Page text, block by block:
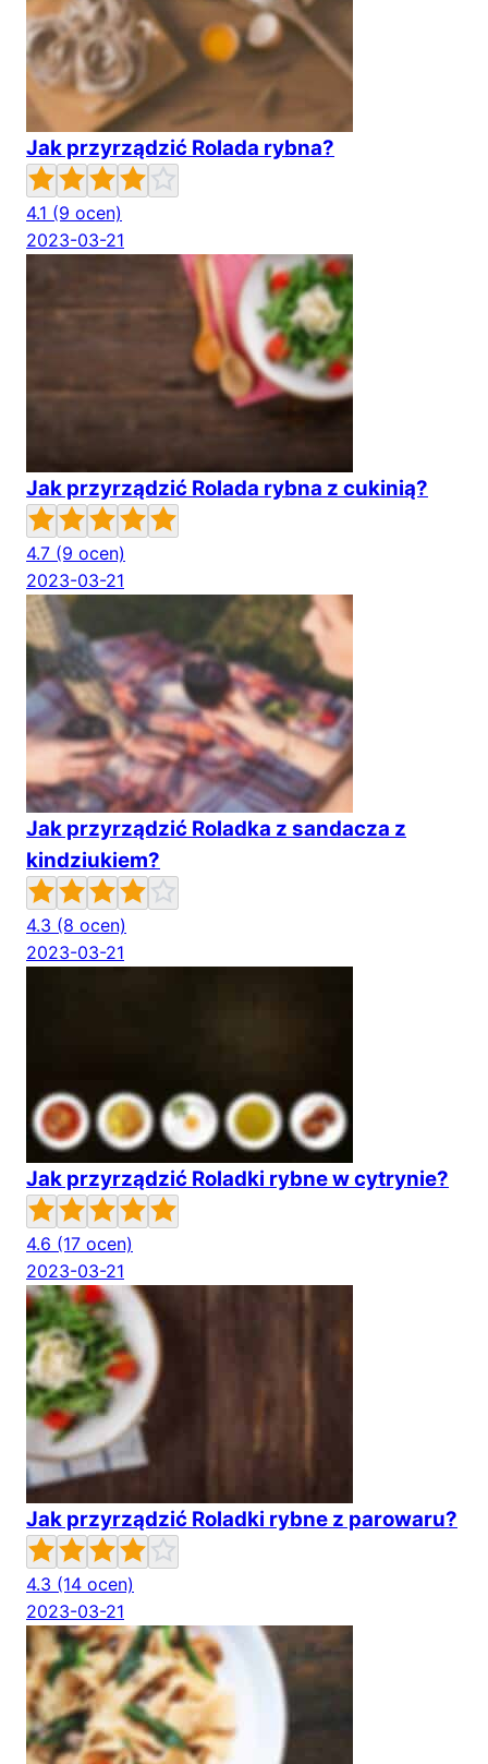
Jak przyrządzić Rolada rybna?
4.1 (9 ocen)
2023-03-21
Jak przyrządzić Rolada rybna z cukinią?
4.7 (9 ocen)
2023-03-21
Jak przyrządzić Roladka z sandacza z
kindziukiem?
4.3 (8 ocen)
2023-03-21
Jak przyrządzić Roladki rybne w cytrynie?
4.6 (17 ocen)
2023-03-21
Jak przyrządzić Roladki rybne z parowaru?
4.3 (14 ocen)
2023-03-21